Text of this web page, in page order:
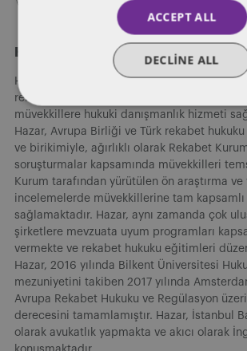
Hazar Başar, yoğunlaşmaların kontrolü dahil
rekabet hukukunun tüm konularında yerli ve
müvekkillere hukuki danışmanlık hizmeti
Hazar, Avrupa Birliği ve Türk rekabet
ve birikimiyle, ağırlıklı olarak Rekabet
soruşturmalar kapsamında müvekkilleri
Kurum tarafından yürütülen ön araştırma
incelemelerde müvekkillerine tam
sağlamaktadır. Hazar, aynı zamanda çok
şirketlere mevzuata uyum programları
vermekte ve rekabet hukuku eğitimleri
Hazar, 2016 yılında Bilkent Üniversitesi
mezuniyetini takiben 2017 yılında
Avrupa Rekabet Hukuku ve Regülasyon
derecesini tamamlamıştır. Hazar, İstanbul
olarak avukatlık yapmakta ve akıcı olarak
ACCEPT ALL
DECLINE ALL